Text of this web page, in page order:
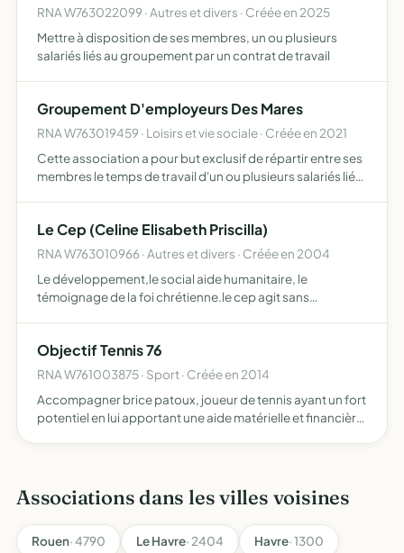
RNA W763022099 · Autres et divers · Créée en 2025
Mettre à disposition de ses membres, un ou plusieurs
salariés liés au groupement par un contrat de travail
Groupement D'employeurs Des Mares
RNA W763019459 · Loisirs et vie sociale · Créée en 2021
Cette association a pour but exclusif de répartir entre ses
membres le temps de travail d'un ou plusieurs salariés liés
Le Cep (Celine Elisabeth Priscilla)
RNA W763010966 · Autres et divers · Créée en 2004
Le développement,le social aide humanitaire, le
témoignage de la foi chrétienne.le cep agit sans
Objectif Tennis 76
RNA W761003875 · Sport · Créée en 2014
Accompagner brice patoux, joueur de tennis ayant un fort
potentiel en lui apportant une aide matérielle et financière
Associations dans les villes voisines
Rouen· 4790 Le Havre· 2404 Havre· 1300